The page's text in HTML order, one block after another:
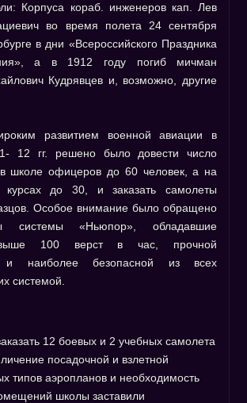
Корпуса кораб. инженеров кап. Лев
во время полета 24 сентября
в дни «Всероссийского Праздника
а в 1912 году погиб мичман
Кудрявцев и, возможно, другие
развитием военной авиации в
12 гг. решено было довести число
школе офицеров до 60 человек, а на
курсах до 30, и заказать самолеты
Особое внимание было обращено
системы «Ньюпор», обладавшие
100 верст в час, прочной
и наиболее безопасной из всех
системой.
12 боевых и 2 учебных самолета
посадочной и взлетной
типов аэропланов и необходимость
школы заставили